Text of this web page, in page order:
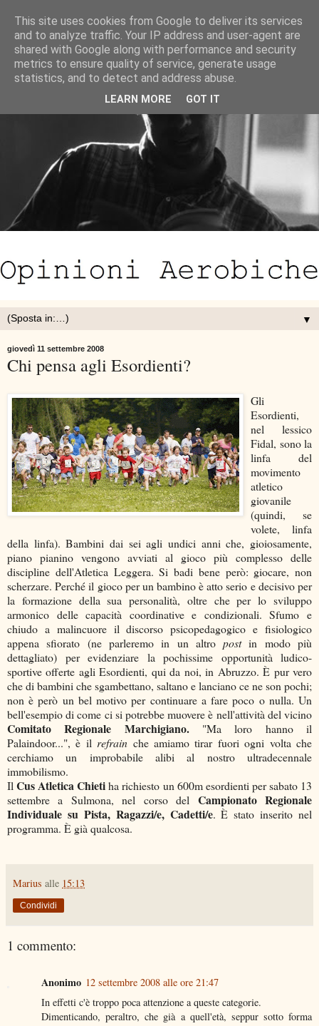
▼
giovedì 11 settembre 2008
Chi pensa agli Esordienti?
Gli
Esordienti,
nel lessico
Fidal, sono la
linfa del
movimento
atletico
giovanile
(quindi, se
volete, linfa
della linfa). Bambini dai sei agli undici anni che, gioiosamente,
piano pianino vengono avviati al gioco più complesso delle
discipline dell'Atletica Leggera. Si badi bene però: giocare, non
scherzare. Perché il gioco per un bambino è atto serio e decisivo per
la formazione della sua personalità, oltre che per lo sviluppo
armonico delle capacità coordinative e condizionali. Sfumo e
chiudo a malincuore il discorso psicopedagogico e fisiologico
appena sfiorato (ne parleremo in un altropostin modo più
dettagliato) per evidenziare la pochissime opportunità ludico-
sportive offerte agli Esordienti, qui da noi, in Abruzzo. È pur vero
che di bambini che sgambettano, saltano e lanciano ce ne son pochi;
non è però un bel motivo per continuare a fare poco o nulla. Un
bell'esempio di come ci si potrebbe muovere è nell'attività del vicino
Comitato Regionale Marchigiano."Ma loro hanno il
Palaindoor...", è il refrain che amiamo tirar fuori ogni volta che
cerchiamo un improbabile alibi al nostro ultradecennale
immobilismo.
IlCus Atletica Chietiha richiesto un 600m esordienti per sabato 13
settembre a Sulmona, nel corso del Campionato Regionale
Individuale su Pista, Ragazzi/e, Cadetti/e. È stato inserito nel
programma. È già qualcosa.
Marius alle 15:13
Condividi
1 commento:
Anonimo 12 settembre 2008 alle ore 21:47
In effetti c'è troppo poca attenzione a queste categorie.
Dimenticando, peraltro, che già a quell'età, seppur sotto forma
This site uses cookies from Google to deliver its services
and to analyze traffic. Your IP address and user-agent are
shared with Google along with performance and security
metrics to ensure quality of service, generate usage
statistics, and to detect and address abuse.
LEARN MORE GOT IT